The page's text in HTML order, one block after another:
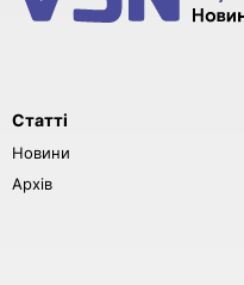
Статті
Новини
Архів